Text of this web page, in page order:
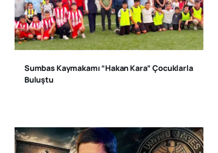
Sumbas Kaymakamı “Hakan Kara” Çocuklarla
Buluştu